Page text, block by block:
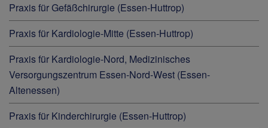
Praxis für Gefäßchirurgie (Essen-Huttrop)
Praxis für Kardiologie-Mitte (Essen-Huttrop)
Praxis für Kardiologie-Nord, Medizinisches
Versorgungszentrum Essen-Nord-West (Essen-
Altenessen)
Praxis für Kinderchirurgie (Essen-Huttrop)